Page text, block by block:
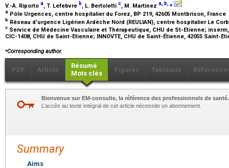
V.-A. Riporto a, T. Lefebvre b, L. Bertoletti c, M. Martinez a, b,⁎
a Pôle Urgences, centre hospitalier du Forez, BP 219, 42605 Montbrison, France
b Réseau d’urgence Ligérien Ardèche Nord (REULIAN), centre hospitalier Le
c Service de Médecine Vasculaire et Thérapeutique, CHU de St-Etienne;
CIC-1408, CHU de Saint-Etienne; INNOVTE, CHU de Saint-Étienne, 42055 Saint-
⁎Corresponding author.
PDF Article
Résumé
Mots clés
Figures Tableaux
Bienvenue sur EM-consulte, la référence des professionnels de santé.
L’accès au texte intégral de cet article nécessite un abonnement.
Summary
Aims